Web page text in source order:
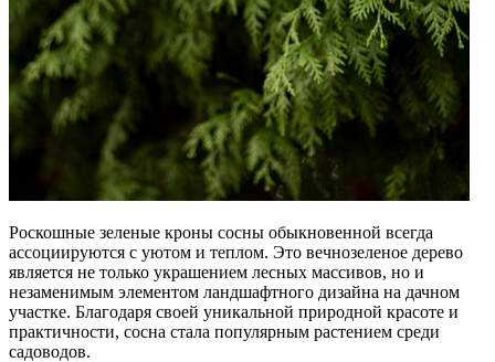
Роскошные зеленые кроны сосны обыкновенной всегда
ассоциируются с уютом и теплом. Это вечнозеленое дерево
является не только украшением лесных массивов, но и
незаменимым элементом ландшафтного дизайна на дачном
участке. Благодаря своей уникальной природной красоте и
практичности, сосна стала популярным растением среди
садоводов.